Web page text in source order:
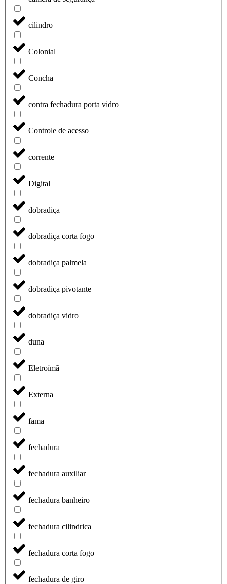
cilindro
Colonial
Concha
contra fechadura porta vidro
Controle de acesso
corrente
Digital
dobradiça
dobradiça corta fogo
dobradiça palmela
dobradiça pivotante
dobradiça vidro
duna
Eletroímã
Externa
fama
fechadura
fechadura auxiliar
fechadura banheiro
fechadura cilindrica
fechadura corta fogo
fechadura de giro